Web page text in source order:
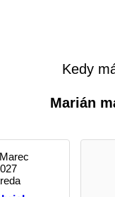
Kedy
Marián